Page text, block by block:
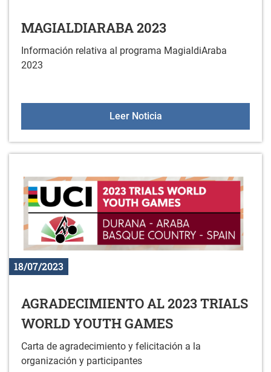
MAGIALDIARABA 2023
Información relativa al programa MagialdiAraba
2023
Leer NoticiaMAGIALDIARABA 2023
18/07/2023
AGRADECIMIENTO AL 2023 TRIALS
WORLD YOUTH GAMES
Carta de agradecimiento y felicitación a la
organización y participantes